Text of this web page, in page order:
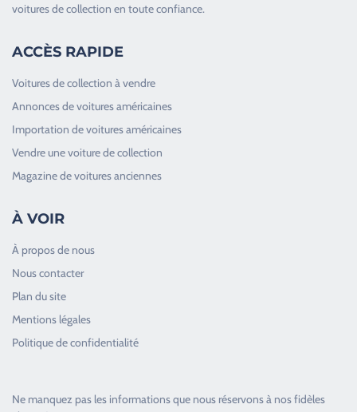
voitures de collection en toute confiance.
ACCÈS RAPIDE
Voitures de collection à vendre
Annonces de voitures américaines
Importation de voitures américaines
Vendre une voiture de collection
Magazine de voitures anciennes
À VOIR
À propos de nous
Nous contacter
Plan du site
Mentions légales
Politique de confidentialité
Ne manquez pas les informations que nous réservons à nos fidèles
Toujours heureux d'aider les passionnés